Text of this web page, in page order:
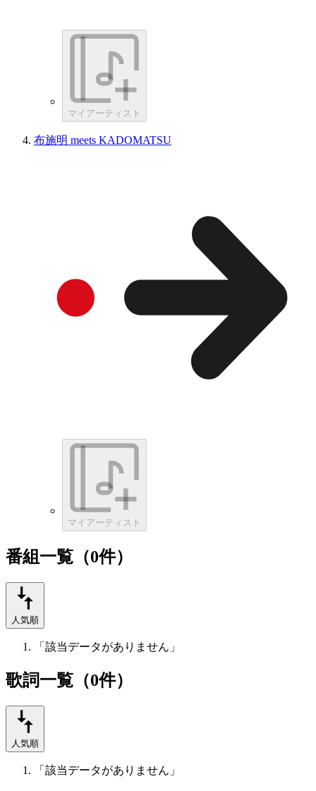
マイアーティスト
布施明 meets KADOMATSU
マイアーティスト
番組一覧（0件）
人気順
「該当データがありません」
歌詞一覧（0件）
人気順
「該当データがありません」